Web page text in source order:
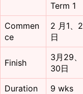
Term 1
Commen
ce
2 月1、2
日
Finish
3月29、
30日
Duration
9 wks